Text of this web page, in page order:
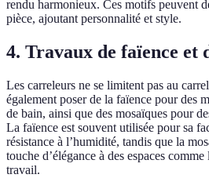
rendu harmonieux. Ces motifs peuvent
pièce, ajoutant personnalité et style.
4. Travaux de faïence et
Les carreleurs ne se limitent pas au
également poser de la faïence pour des
de bain, ainsi que des mosaïques pour
La faïence est souvent utilisée pour sa
résistance à l’humidité, tandis que la
touche d’élégance à des espaces
travail.